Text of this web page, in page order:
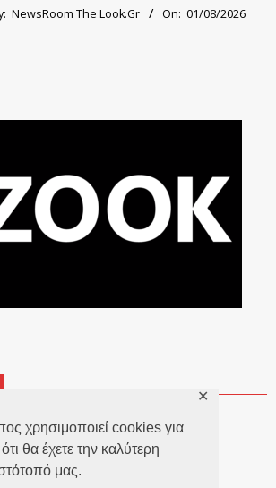
χρησιμοποιεί cookies για
θα έχετε την καλύτερη
μας.
✕
NewsRoom The Look.Gr On: 01/08/2026